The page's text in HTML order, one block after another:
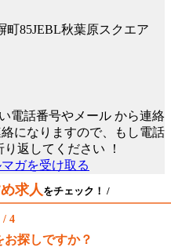
町85JEBL秋葉原スクエア
電話番号やメール から連絡
になりますので、もし電話
り返してください ！
求人をチェック！ /
/ 4
探しですか？